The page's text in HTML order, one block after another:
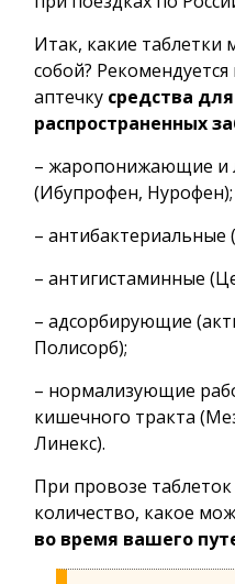
Итак, какие таблетки
собой?
аптечку средства
распространенных
– жаропонижающие и
(Ибупрофен, Нурофен);
– антибактериальные
– антигистаминные
– адсорбирующие
Полисорб);
– нормализующие
кишечного тракта
Линекс).
При провозе
количество, какое
во время вашего